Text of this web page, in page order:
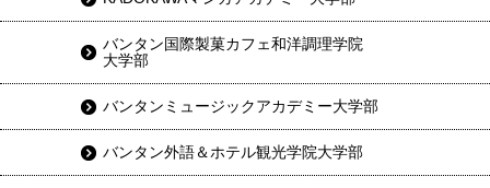
バンタン国際製菓カフェ和洋調理学院
大学部
バンタンミュージックアカデミー大学部
バンタン外語＆ホテル観光学院大学部